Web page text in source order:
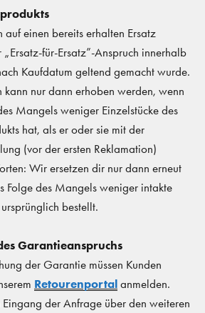
auf einen bereits erhalten Ersatz
für-Ersatz”-Anspruch innerhalb
Kaufdatum geltend gemacht wurde.
kann nur dann erhoben werden, wenn
Mangels weniger Einzelstücke des
hat, als er oder sie mit der
(vor der ersten Reklamation)
Wir ersetzen dir nur dann erneut
Folge des Mangels weniger intakte
bestellt.
Garantieanspruchs
der Garantie müssen Kunden
Retourenportal anmelden.
der Anfrage über den weiteren